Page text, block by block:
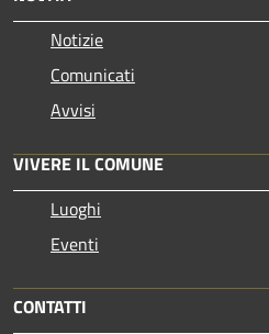
Notizie
Comunicati
Avvisi
VIVERE IL COMUNE
Luoghi
Eventi
CONTATTI